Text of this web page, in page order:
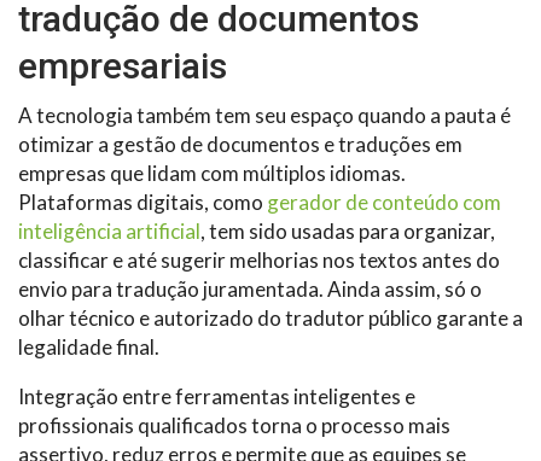
tradução de documentos
empresariais
A tecnologia também tem seu espaço quando a pauta é
otimizar a gestão de documentos e traduções em
empresas que lidam com múltiplos idiomas.
Plataformas digitais, como gerador de conteúdo com
inteligência artificial, tem sido usadas para organizar,
classificar e até sugerir melhorias nos textos antes do
envio para tradução juramentada. Ainda assim, só o
olhar técnico e autorizado do tradutor público garante a
legalidade final.
Integração entre ferramentas inteligentes e
profissionais qualificados torna o processo mais
assertivo, reduz erros e permite que as equipes se